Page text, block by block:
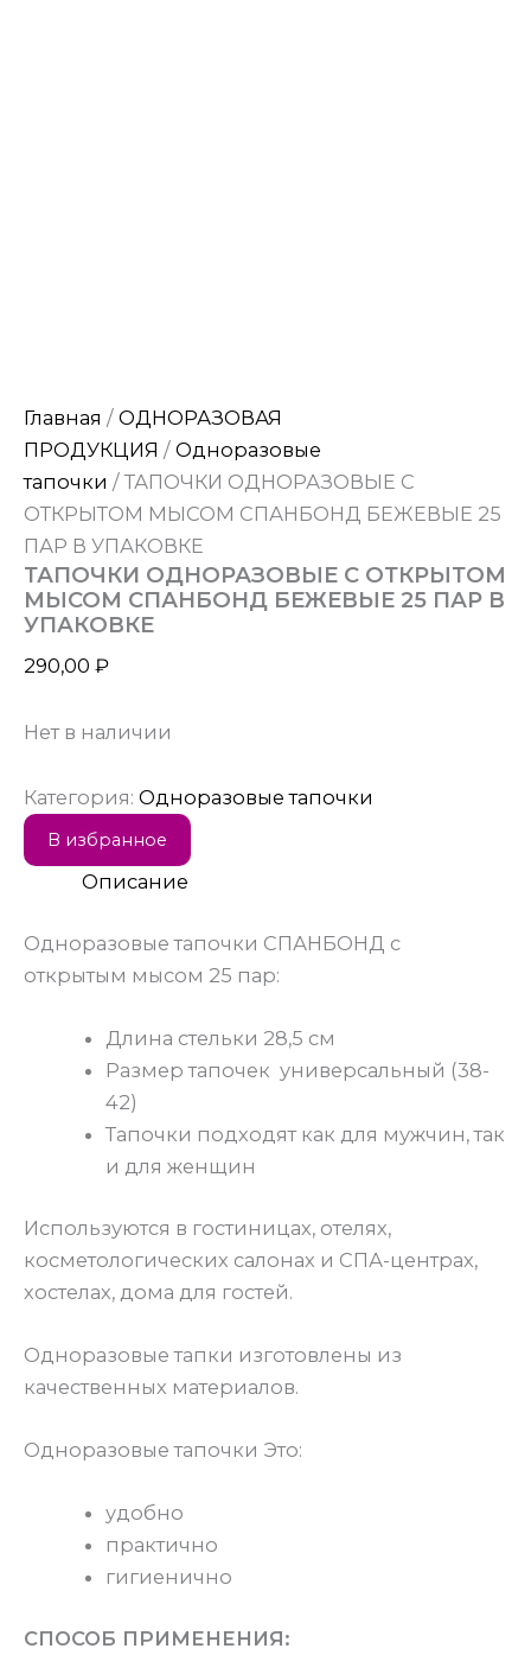
Главная / ОДНОРАЗОВАЯ
ПРОДУКЦИЯ / Одноразовые
тапочки / ТАПОЧКИ ОДНОРАЗОВЫЕ C
ОТКРЫТОМ МЫСОМ СПАНБОНД БЕЖЕВЫЕ 25
ПАР В УПАКОВКЕ
ТАПОЧКИ ОДНОРАЗОВЫЕ C ОТКРЫТОМ
МЫСОМ СПАНБОНД БЕЖЕВЫЕ 25 ПАР В
УПАКОВКЕ
290,00 ₽
Нет в наличии
Категория: Одноразовые тапочки
В избранное
Описание
Одноразовые тапочки СПАНБОНД с
открытым мысом 25 пар:
Длина стельки 28,5 см
Размер тапочек универсальный (38-
42)
Тапочки подходят как для мужчин, так
и для женщин
Используются в гостиницах, отелях,
косметологических салонах и СПА-центрах,
хостелах, дома для гостей.
Одноразовые тапки изготовлены из
качественных материалов.
Одноразовые тапочки Это:
удобно
практично
гигиенично
СПОСОБ ПРИМЕНЕНИЯ: